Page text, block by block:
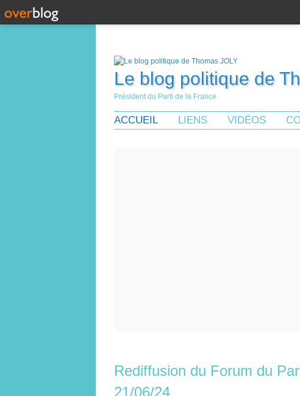
Le blog politique de
Président du Parti de la France
ACCUEIL LIENS VIDÉOS
Rediffusion du Forum du
21/06/24